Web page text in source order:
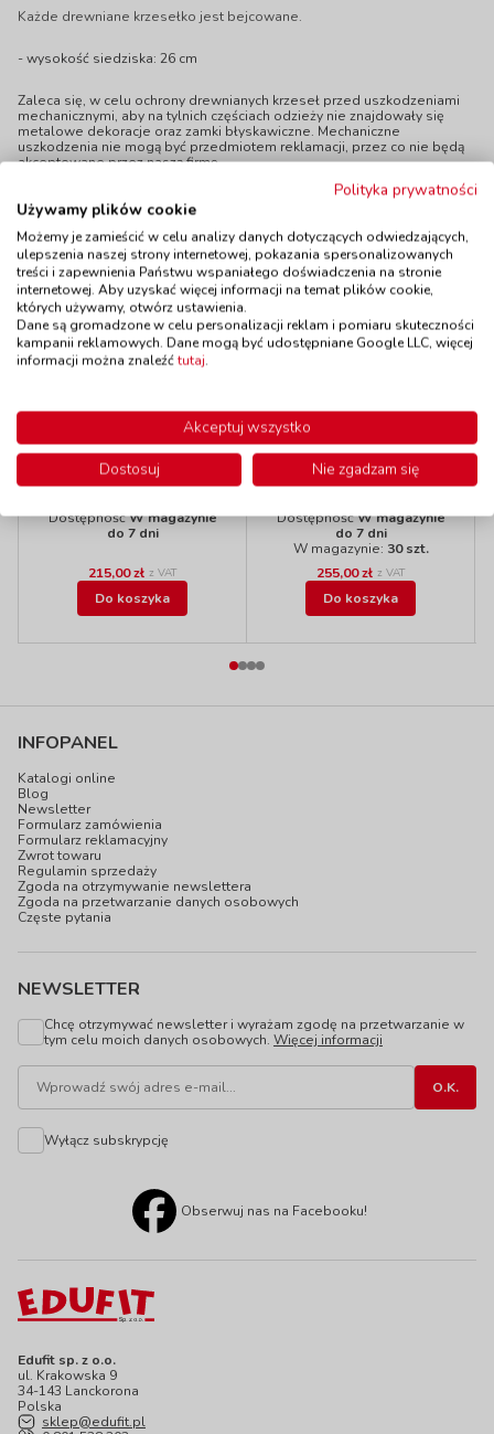
Każde drewniane krzesełko jest bejcowane.
- wysokość siedziska: 26 cm
Zaleca się, w celu ochrony drewnianych krzeseł przed uszkodzeniami
mechanicznymi, aby na tylnich częściach odzieży nie znajdowały się
metalowe dekoracje oraz zamki błyskawiczne. Mechaniczne
uszkodzenia nie mogą być przedmiotem reklamacji, przez co nie będą
akceptowane przez naszą firmę.
Polecamy
Krzesełko
drewniane BUK -
wysokość 31 cm -
czerwone
DostępnośćW magazynie
do 7 dni
215,00 zł z VAT
Do koszyka
Wyprzedaż!
Krzesełko
drewniane BUK -
wysokość 38 cm -
naturalne
DostępnośćW magazynie
do 7 dni
W magazynie: 30 szt.
255,00 zł z VAT
Do koszyka
Edufit sp. z o.o.
ul. Krakowska 9
34-143 Lanckorona
Polska
sklep@edufit.pl
INFOPANEL
Katalogi online
Blog
Newsletter
Formularz zamówienia
Formularz reklamacyjny
Zwrot towaru
Regulamin sprzedaży
Zgoda na otrzymywanie newslettera
Zgoda na przetwarzanie danych osobowych
Częste pytania
NEWSLETTER
Chcę otrzymywać newsletter i wyrażam zgodę na przetwarzanie w
tym celu moich danych osobowych. Więcej informacji
Wyłącz subskrypcję
Obserwuj nas na Facebooku!
Polityka prywatności
Używamy plików cookie
Możemy je zamieścić w celu analizy danych dotyczących odwiedzających,
ulepszenia naszej strony internetowej, pokazania spersonalizowanych
treści i zapewnienia Państwu wspaniałego doświadczenia na stronie
internetowej. Aby uzyskać więcej informacji na temat plików cookie,
których używamy, otwórz ustawienia.
Dane są gromadzone w celu personalizacji reklam i pomiaru skuteczności
kampanii reklamowych. Dane mogą być udostępniane Google LLC, więcej
informacji można znaleźćtutaj.
Akceptuj wszystko
Dostosuj
Nie zgadzam się